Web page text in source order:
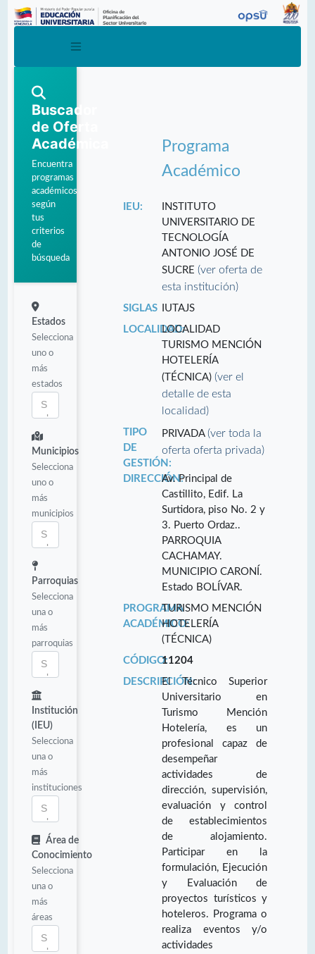
Buscador
de Oferta
Académica
Encuentra
programas
académicos
según
tus
criterios
de
búsqueda
Estados
Selecciona
uno o
más
estados
Municipios
Selecciona
uno o
más
municipios
Parroquias
Selecciona
una o
más
parroquias
Institución
(IEU)
Selecciona
una o
más
instituciones
Área de
Conocimiento
Selecciona
una o
más
áreas
Programa
Académico
IEU:
INSTITUTO
UNIVERSITARIO DE
TECNOLOGÍA
ANTONIO JOSÉ DE
SUCRE(ver oferta de
esta institución)
SIGLAS
IUTAJS
LOCALIDAD:LOCALIDAD
TURISMO MENCIÓN
HOTELERÍA
(TÉCNICA)(ver el
detalle de esta
localidad)
TIPO
DE
GESTIÓN:
PRIVADA(ver toda la
oferta oferta privada)
DIRECCIÓN:Av. Principal de
Castillito, Edif. La
Surtidora, piso No. 2 y
3. Puerto Ordaz..
PARROQUIA
CACHAMAY.
MUNICIPIO CARONÍ.
Estado BOLÍVAR.
PROGRAMA
ACADÉMICO:
TURISMO MENCIÓN
HOTELERÍA
(TÉCNICA)
CÓDIGO:11204
DESCRIPCIÓN:El Técnico Superior
Universitario en
Turismo Mención
Hotelería, es un
profesional capaz de
desempeñar
actividades de
dirección, supervisión,
evaluación y control
de establecimientos
de alojamiento.
Participar en la
formulación, Ejecución
y Evaluación de
proyectos turísticos y
hoteleros. Programa o
realiza eventos y/o
actividades